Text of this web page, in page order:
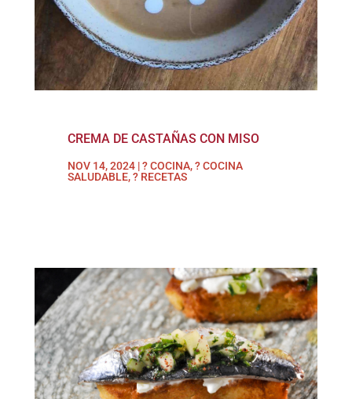
CREMA DE CASTAÑAS CON MISO
NOV 14, 2024 |? COCINA,? COCINA
SALUDABLE,? RECETAS